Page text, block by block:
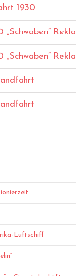
1930
„Schwaben“
„Schwaben“
Luftschiff